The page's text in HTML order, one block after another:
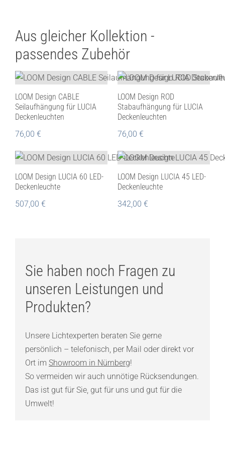
Aus gleicher Kollektion -
passendes Zubehör
LOOM Design CABLE
Seilaufhängung für LUCIA
Deckenleuchten
76,00 €
LOOM Design ROD
Stabaufhängung für LUCIA
Deckenleuchten
76,00 €
LOOM Design LUCIA 60 LED-
Deckenleuchte
507,00 €
LOOM Design LUCIA 45 LED-
Deckenleuchte
342,00 €
Sie haben noch Fragen zu
unseren Leistungen und
Produkten?
Unsere Lichtexperten beraten Sie gerne
persönlich – telefonisch, per Mail oder direkt vor
Ort im Showroom in Nürnberg!
So vermeiden wir auch unnötige Rücksendungen.
Das ist gut für Sie, gut für uns und gut für die
Umwelt!